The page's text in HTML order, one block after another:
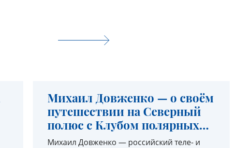
Михаил Довженко — о своём
путешествии на Северный
полюс с Клубом полярных
путешествий
Михаил Довженко — российский теле- и